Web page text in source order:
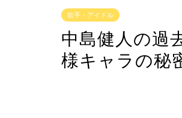
歌手・アイドル
中島健人の過
様キャラの秘